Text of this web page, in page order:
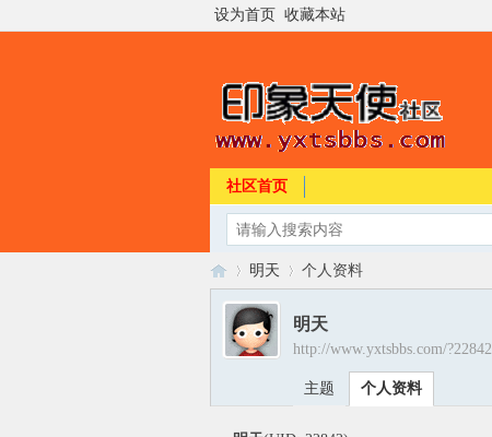
设为首页 收藏本站
社区首页
›
明天 个人资料
明天
http://www.yxtsbbs.com/?22842
主题 个人资料